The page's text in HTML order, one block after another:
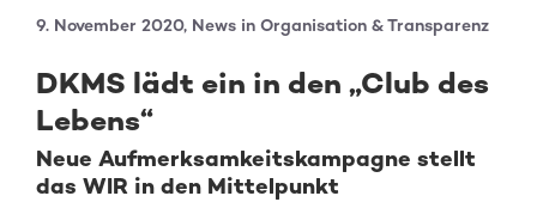
9. November 2020, News in Organisation & Transparenz
DKMS lädt ein in den „Club des
Lebens“
Neue Aufmerksamkeitskampagne stellt
das WIR in den Mittelpunkt